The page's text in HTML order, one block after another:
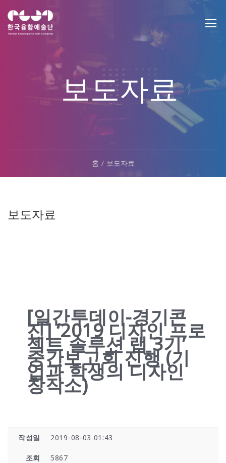
보도자료
홈 보도자료
보도자료
[일간투데이-경기콘
진] ‘2019 디자인 프로
젝트 솔루션 랩 3기’
중간보고회 진행 (기
업과 학생의 디자인
창작소)
작성일 2019-08-03 01:43
조회 5867